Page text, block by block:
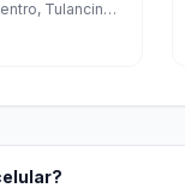
Calle Miguel Hidalgo 329, Tulancingo Centro, Tulancingo de Bravo, Hidalgo